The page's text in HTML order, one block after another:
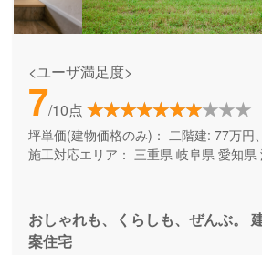
<ユーザ満足度>
7/10点
坪単価(建物価格のみ)： 二階建: 77万円
施工対応エリア： 三重県 岐阜県 愛知県
おしゃれも、くらしも、ぜんぶ。
案住宅